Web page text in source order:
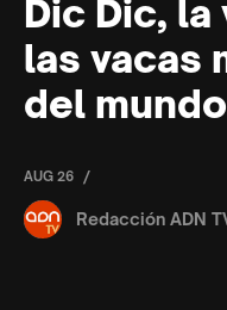
Dic Dic, la
las vacas
del
AUG 26 /
Redacción ADN